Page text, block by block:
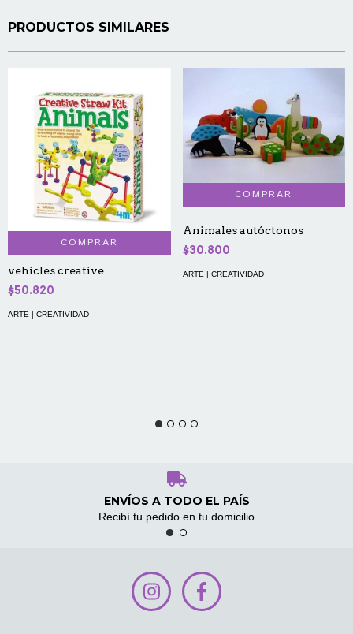
PRODUCTOS SIMILARES
COMPRAR
vehicles creative
$50.820
ARTE | CREATIVIDAD
Animales autóctonos
$30.800
ARTE | CREATIVIDAD
ENVÍOS A TODO EL PAÍS
Recibí tu pedido en tu domicilio